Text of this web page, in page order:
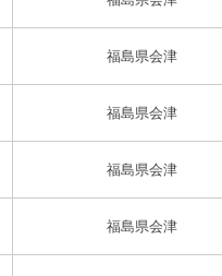
福島県会津
福島県会津
福島県会津
福島県会津